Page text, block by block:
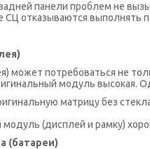
панели проблем не
СЦ отказываются выполнять
может потребоваться не
модуль
матрицу без
модуль (дисплей и рамку)
(батареи)